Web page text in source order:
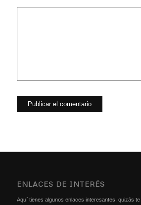
ENLACES DE INTERÉS
Aquí tienes algunos enlaces interesantes, quizás te